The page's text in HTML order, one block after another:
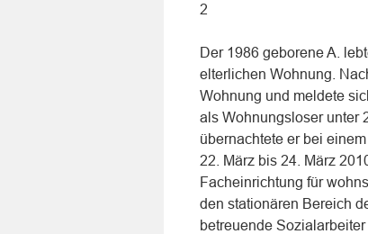
2
Der 1986 geborene A.
elterlichen Wohnung.
Wohnung und meldete
als Wohnungsloser unter
übernachtete er bei
22. März bis 24. März
Facheinrichtung für
den stationären Bereich
betreuende